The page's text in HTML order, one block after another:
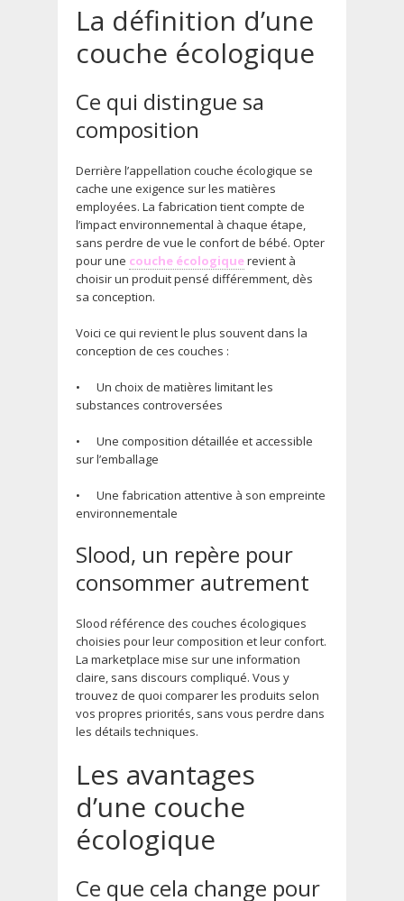
La définition d’une
couche écologique
Ce qui distingue sa
composition
Derrière l’appellation couche écologique se
cache une exigence sur les matières
employées. La fabrication tient compte de
l’impact environnemental à chaque étape,
sans perdre de vue le confort de bébé. Opter
pour une couche écologiquerevient à
choisir un produit pensé différemment, dès
sa conception.
Voici ce qui revient le plus souvent dans la
conception de ces couches :
• Un choix de matières limitant les
substances controversées
• Une composition détaillée et accessible
sur l’emballage
• Une fabrication attentive à son empreinte
environnementale
Slood, un repère pour
consommer autrement
Slood référence des couches écologiques
choisies pour leur composition et leur confort.
La marketplace mise sur une information
claire, sans discours compliqué. Vous y
trouvez de quoi comparer les produits selon
vos propres priorités, sans vous perdre dans
les détails techniques.
Les avantages
d’une couche
écologique
Ce que cela change pour